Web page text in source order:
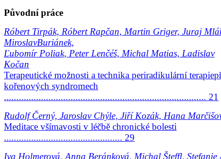
Původní práce
Róbert Tirpák, Róbert Rapčan, Martin Griger, Juraj
MiroslavBuriánek,
Ľubomír Poliak, Peter Lenčéš, Michal Matias, Ladislav
Kočan
Terapeutické možnosti a technika periradikulární
kořenových syndromech
.................................................................................. 21
Rudolf Černý, Jaroslav Chýle, Jiří Kozák, Hana
Meditace všímavosti v léčbě chronické bolesti
................................................ 29
Iva Holmerová, Anna Beránková, Michal Šteffl, Stefanie